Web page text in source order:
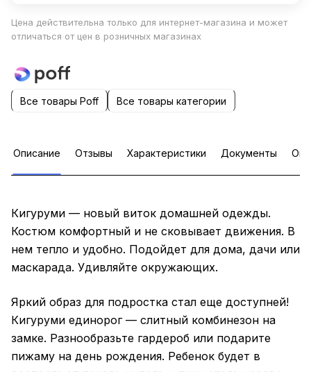
Цена действительна только для интернет-магазина и может
отличаться от цен в розничных магазинах
Все товары Poff Все товары категории
Описание Отзывы Характеристики Документы
Кигуруми — новый виток домашней одежды.
Костюм комфортный и не сковывает движения. В
нем тепло и удобно. Подойдет для дома, дачи или
маскарада. Удивляйте окружающих.
Яркий образ для подростка стал еще доступней!
Кигуруми единорог — слитный комбинезон на
замке. Разнообразьте гардероб или подарите
пижаму на день рождения. Ребенок будет в